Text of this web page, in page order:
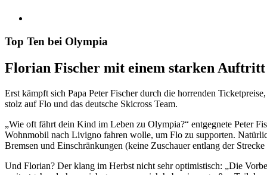
Top Ten bei Olympia
Florian Fischer mit einem starken
Erst kämpft sich Papa Peter Fischer durch die horrenden
stolz auf Flo und das deutsche Skicross Team.
„Wie oft fährt dein Kind im Leben zu Olympia?“ entgegnete Peter
Wohnmobil nach Livigno fahren wolle, um Flo zu supporten.
Bremsen und Einschränkungen (keine Zuschauer entlang der Strecke
Und Florian? Der klang im Herbst nicht sehr optimistisch: „Die